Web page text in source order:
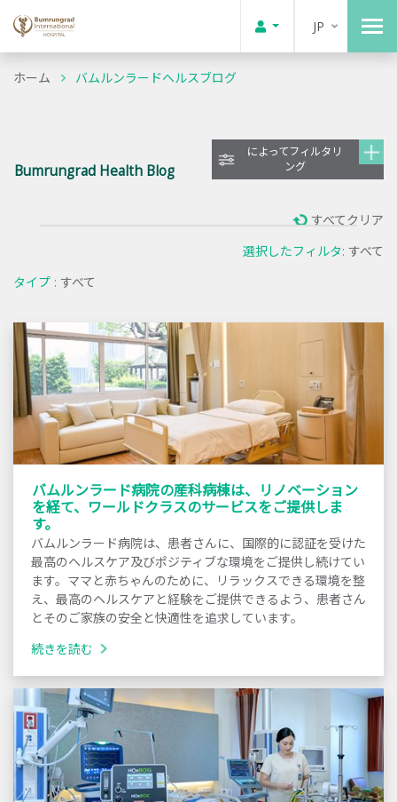
JP
ホーム バムルンラードヘルスブログ
Bumrungrad Health Blog
によってフィルタリ
ング
選択したフィルタ: すべて
タイプ : すべて
すべてクリア
バムルンラード病院の産科病棟は、リノベーション
を経て、ワールドクラスのサービスをご提供しま
す。
バムルンラード病院は、患者さんに、国際的に認証を受けた
最高のヘルスケア及びポジティブな環境をご提供し続けてい
ます。ママと赤ちゃんのために、リラックスできる環境を整
え、最高のヘルスケアと経験をご提供できるよう、患者さん
とそのご家族の安全と快適性を追求しています。
続きを読む